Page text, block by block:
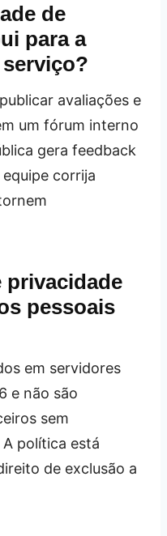
de
para a
avaliações e
um fórum interno
gera feedback
corrija
privacidade
pessoais
em servidores
e não são
sem
política está
de exclusão a